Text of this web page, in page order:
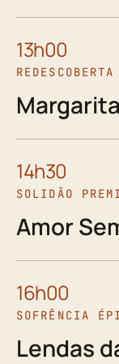
13h00
14h30
SOLIDÃO
Amor
16h00
SOFRÊNCIA
Lendas